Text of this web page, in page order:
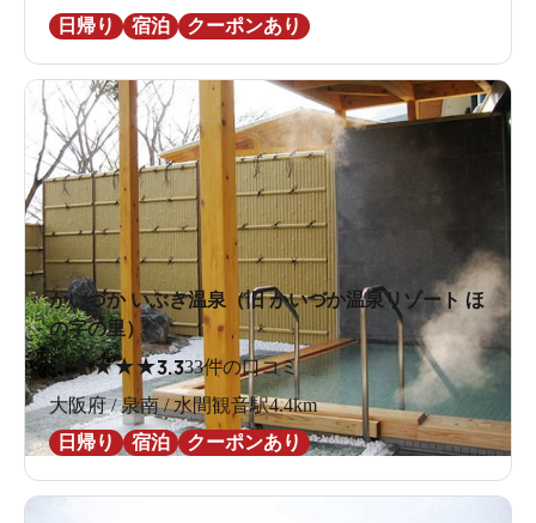
日帰り
宿泊 クーポンあり
かいづか いぶき温泉（旧 かいづか温泉リゾート ほ
の字の里）
★★★★★3.333件の口コミ
大阪府 / 泉南 / 水間観音駅4.4km
日帰り
宿泊 クーポンあり